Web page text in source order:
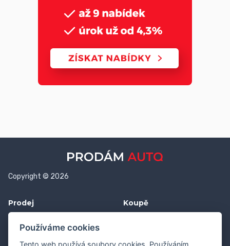
Copyright © 2026
Prodej Koupě
Používáme cookies
Tento web používá soubory cookies. Používáním